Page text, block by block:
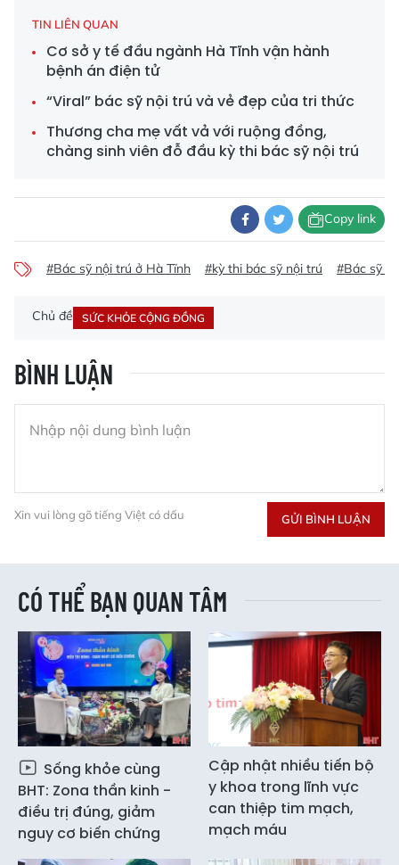
TIN LIÊN QUAN
Cơ sở y tế đầu ngành Hà Tĩnh vận hành
bệnh án điện tử
“Viral” bác sỹ nội trú và vẻ đẹp của tri thức
Thương cha mẹ vất vả với ruộng đồng,
chàng sinh viên đỗ đầu kỳ thi bác sỹ nội trú
Copy link
#Bác sỹ nội trú ở Hà Tĩnh #kỳ thi bác sỹ nội trú #Bác sỹ
Chủ đề SỨC KHỎE CỘNG ĐỒNG
BÌNH LUẬN
Xin vui lòng gõ tiếng Việt có dấu GỬI BÌNH LUẬN
CÓ THỂ BẠN QUAN TÂM
Sống khỏe cùng
BHT: Zona thần kinh -
điều trị đúng, giảm
nguy cơ biến chứng
Cập nhật nhiều tiến bộ
y khoa trong lĩnh vực
can thiệp tim mạch,
mạch máu